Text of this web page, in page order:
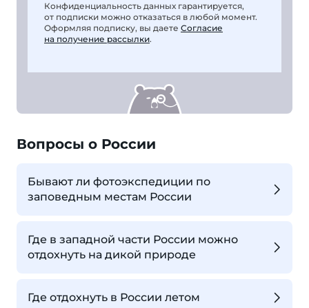
Конфиденциальность данных гарантируется,
от подписки можно отказаться в любой момент.
Оформляя подписку, вы даете Согласие
на получение рассылки.
Вопросы о России
Бывают ли фотоэкспедиции по
заповедным местам России
Где в западной части России можно
отдохнуть на дикой природе
Где отдохнуть в России летом